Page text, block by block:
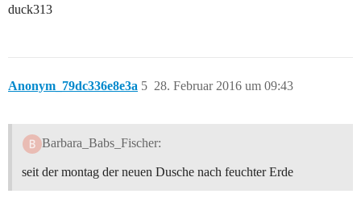
duck313
Anonym_79dc336e8e3a 28. Februar 2016 um 09:43
5
Barbara_Babs_Fischer:
seit der montag der neuen Dusche nach feuchter Erde